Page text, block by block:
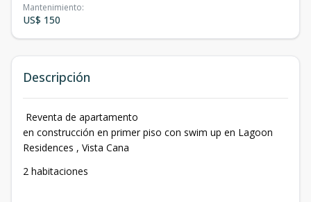
Mantenimiento:
US$ 150
Descripción
Reventa de apartamento
en construcción en primer piso con swim up en Lagoon
Residences , Vista Cana
2 habitaciones